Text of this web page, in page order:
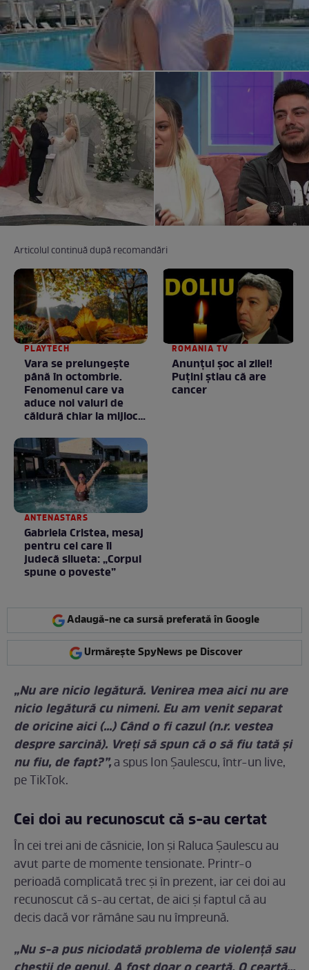
Articolul continuă după recomandări
PLAYTECH
Vara se prelungeşte
până în octombrie.
Fenomenul care va
aduce noi valuri de
căldură chiar la mijlocul
ROMANIA TV
Anunţul şoc al zilei!
Puţini ştiau că are
cancer
ANTENASTARS
Gabriela Cristea, mesaj
pentru cei care îi
judecă silueta: „Corpul
spune o poveste”
Adaugă-ne ca sursă preferată în Google
Urmărește SpyNews pe Discover
„Nu are nicio legătură. Venirea mea aici nu are
nicio legătură cu nimeni. Eu am venit separat
de oricine aici (...) Când o fi cazul (n.r. vestea
despre sarcină). Vreți să spun că o să fiu tată și
nu fiu, de fapt?”,a spus Ion Șaulescu, într-un live,
pe TikTok.
Cei doi au recunoscut că s-au certat
În cei trei ani de căsnicie, Ion și Raluca Șaulescu au
avut parte de momente tensionate. Printr-o
perioadă complicată trec și în prezent, iar cei doi au
recunoscut că s-au certat, de aici și faptul că au
decis dacă vor rămâne sau nu împreună.
„Nu s-a pus niciodată problema de violență sau